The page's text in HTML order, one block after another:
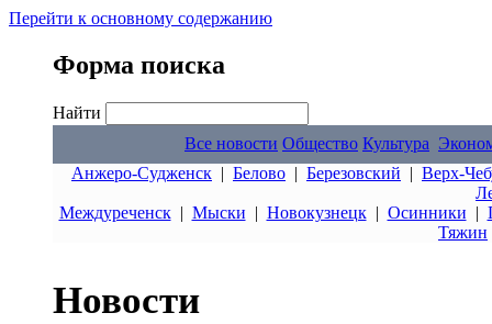
Перейти к основному содержанию
Форма поиска
Найти
Все новости Общество Культура
Анжеро-Судженск | Белово | Березовский | Верх-
Междуреченск| Мыски | Новокузнецк| Осинники |
Тяжин
Новости